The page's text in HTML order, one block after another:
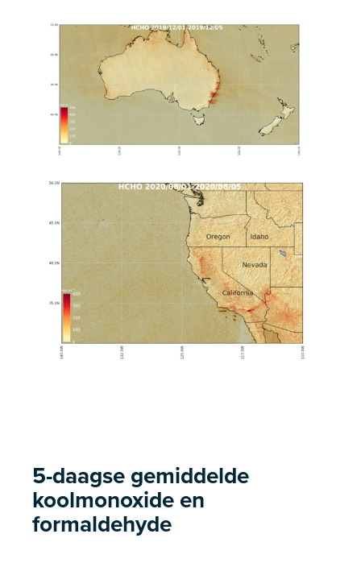
5-daagse gemiddelde
koolmonoxide en
formaldehyde